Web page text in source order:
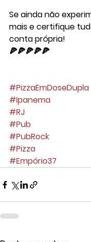
Se ainda não
mais e certifique
conta própria!
🍕🍕🍕🍕🍕
#PizzaEmDoseDupla
#Ipanema
#RJ
#Pub
#PubRock
#Pizza
#Empório37